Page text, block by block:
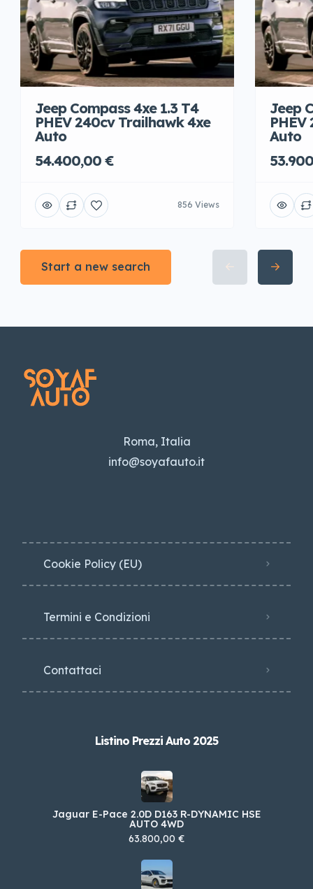
Jeep Compass 4xe 1.3 T4
PHEV 240cv Trailhawk 4xe
Auto
54.400,00 €
856 Views
Jeep
Auto
Start a new search
Roma, Italia
info@soyafauto.it
Cookie Policy (EU)
Termini e Condizioni
Contattaci
Listino Prezzi Auto 2025
Jaguar E-Pace 2.0D D163 R-DYNAMIC HSE
AUTO 4WD
63.800,00 €